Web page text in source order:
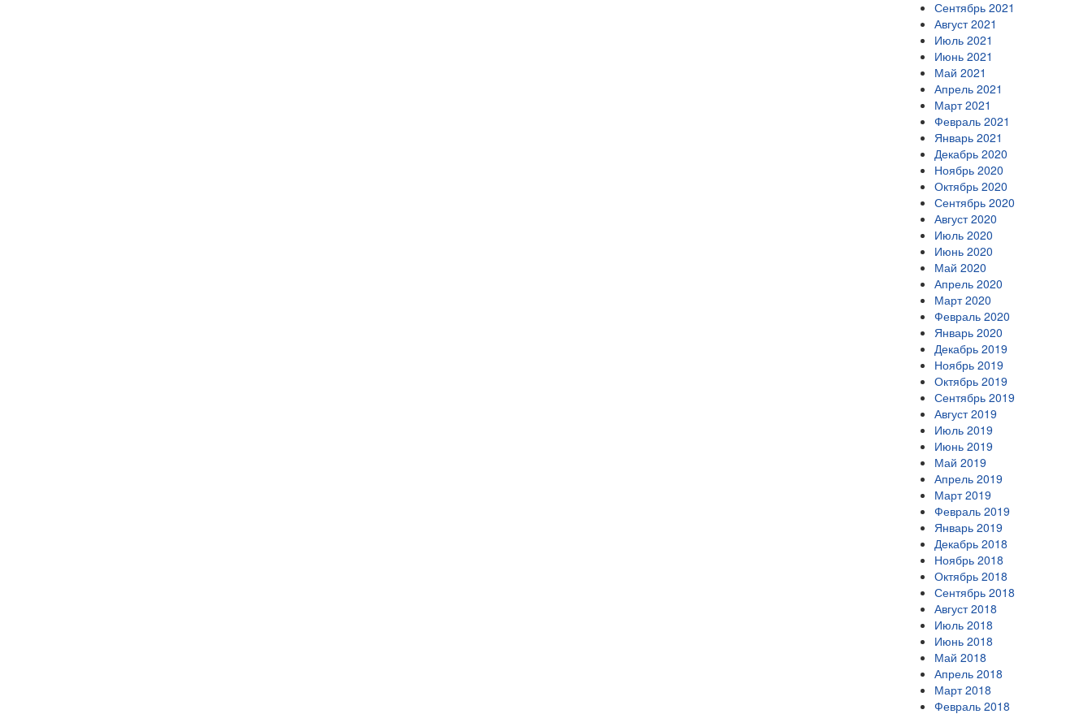
Сентябрь 2021
Август 2021
Июль 2021
Июнь 2021
Май 2021
Апрель 2021
Март 2021
Февраль 2021
Январь 2021
Декабрь 2020
Ноябрь 2020
Октябрь 2020
Сентябрь 2020
Август 2020
Июль 2020
Июнь 2020
Май 2020
Апрель 2020
Март 2020
Февраль 2020
Январь 2020
Декабрь 2019
Ноябрь 2019
Октябрь 2019
Сентябрь 2019
Август 2019
Июль 2019
Июнь 2019
Май 2019
Апрель 2019
Март 2019
Февраль 2019
Январь 2019
Декабрь 2018
Ноябрь 2018
Октябрь 2018
Сентябрь 2018
Август 2018
Июль 2018
Июнь 2018
Май 2018
Апрель 2018
Март 2018
Февраль 2018